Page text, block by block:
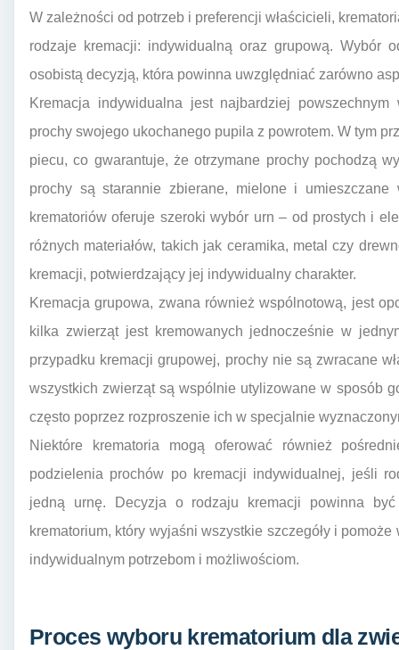
W zależności od potrzeb i preferencji właścicieli,
rodzaje kremacji: indywidualną oraz grupową. Wybór
osobistą decyzją, która powinna uwzględniać zarówno
Kremacja indywidualna jest najbardziej
prochy swojego ukochanego pupila z powrotem. W tym
piecu, co gwarantuje, że otrzymane prochy pochodzą
prochy są starannie zbierane, mielone i
krematoriów oferuje szeroki wybór urn – od prostych i
różnych materiałów, takich jak ceramika, metal czy
kremacji, potwierdzający jej indywidualny charakter.
Kremacja grupowa, zwana również wspólnotową, jest
kilka zwierząt jest kremowanych jednocześnie w
przypadku kremacji grupowej, prochy nie są zwracane
wszystkich zwierząt są wspólnie utylizowane w sposób
często poprzez rozproszenie ich w specjalnie
Niektóre krematoria mogą oferować również
podzielenia prochów po kremacji indywidualnej, jeśli
jedną urnę. Decyzja o rodzaju kremacji powinna
krematorium, który wyjaśni wszystkie szczegóły i
indywidualnym potrzebom i możliwościom.
Proces wyboru krematorium dla